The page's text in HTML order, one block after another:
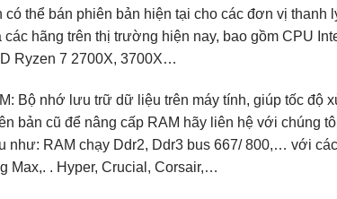
có thể bán phiên bản hiện tại cho các đơn vị
các hãng trên thị trường hiện nay, bao gồm CPU
Ryzen 7 2700X, 3700X…
Bộ nhớ lưu trữ dữ liệu trên máy tính, giúp tốc độ
bản cũ để nâng cấp RAM hãy liên hệ với chúng
như: RAM chạy Ddr2, Ddr3 bus 667/ 800,… với
Max,. . Hyper, Crucial, Corsair,…